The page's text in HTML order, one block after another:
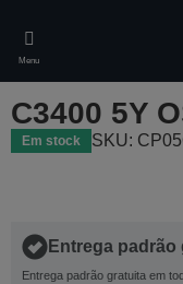
main
content
Menu
C3400 5Y
Em stock SKU:
Entrega padrão
Entrega padrão gratuita em